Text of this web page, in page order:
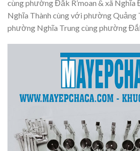
cùng phường Đắk R’moan & xã
Nghĩa Thành cùng với phường Quảng
phường Nghĩa Trung cùng phường